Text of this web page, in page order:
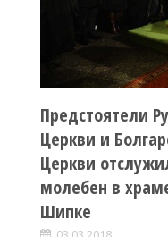
Предстоятели
Церкви и
Церкви
молебен в
Шипке